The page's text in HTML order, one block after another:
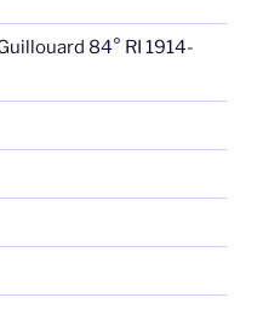
84° RI 1914-